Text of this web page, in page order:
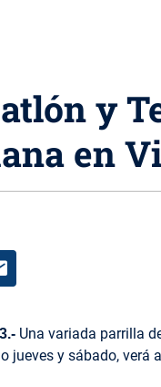
y
en
Una variada parrilla
jueves y sábado,